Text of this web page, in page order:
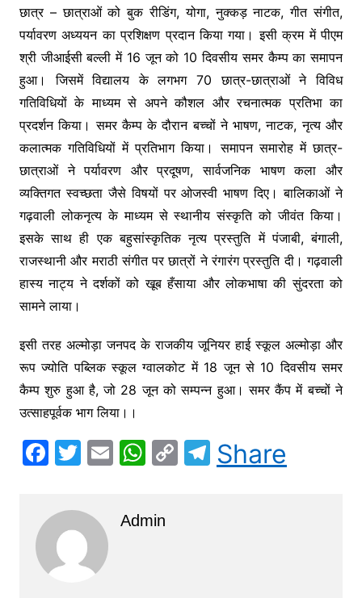
छात्र – छात्राओं को बुक रीडिंग, योगा, नुक्कड़ नाटक, गीत संगीत,
पर्यावरण अध्ययन का प्रशिक्षण प्रदान किया गया। इसी क्रम में पीएम
श्री जीआईसी बल्ली में 16 जून को 10 दिवसीय समर कैम्प का समापन
हुआ। जिसमें विद्यालय के लगभग 70 छात्र-छात्राओं ने विविध
गतिविधियों के माध्यम से अपने कौशल और रचनात्मक प्रतिभा का
प्रदर्शन किया। समर कैम्प के दौरान बच्चों ने भाषण, नाटक, नृत्य और
कलात्मक गतिविधियों में प्रतिभाग किया। समापन समारोह में छात्र-
छात्राओं ने पर्यावरण और प्रदूषण, सार्वजनिक भाषण कला और
व्यक्तिगत स्वच्छता जैसे विषयों पर ओजस्वी भाषण दिए। बालिकाओं ने
गढ़वाली लोकनृत्य के माध्यम से स्थानीय संस्कृति को जीवंत किया।
इसके साथ ही एक बहुसांस्कृतिक नृत्य प्रस्तुति में पंजाबी, बंगाली,
राजस्थानी और मराठी संगीत पर छात्रों ने रंगारंग प्रस्तुति दी। गढ़वाली
हास्य नाट्य ने दर्शकों को खूब हँसाया और लोकभाषा की सुंदरता को
सामने लाया।
इसी तरह अल्मोड़ा जनपद के राजकीय जूनियर हाई स्कूल अल्मोड़ा और
रूप ज्योति पब्लिक स्कूल ग्वालकोट में 18 जून से 10 दिवसीय समर
कैम्प शुरु हुआ है, जो 28 जून को सम्पन्न हुआ। समर कैंप में बच्चों ने
उत्साहपूर्वक भाग लिया।।
F
c
e
b
o
T
itt
er
E W
s
C T
el
Share
Admin